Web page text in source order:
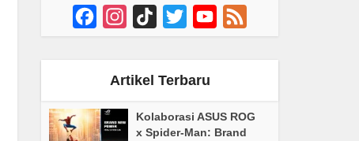
FacebookInstagram
TikTok Twitter YouTube
Channel
Artikel Terbaru
Kolaborasi ASUS ROG
x Spider-Man: Brand